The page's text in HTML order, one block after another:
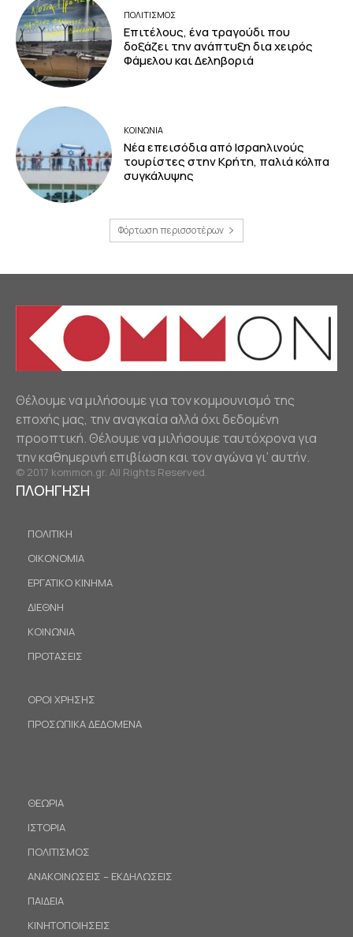
ΠΟΛΙΤΙΣΜΟΣ
Επιτέλους, ένα τραγούδι που
δοξάζει την ανάπτυξη δια χειρός
Φάμελου και Δεληβοριά
ΚΟΙΝΩΝΙΑ
Νέα επεισόδια από Ισραηλινούς
τουρίστες στην Κρήτη, παλιά κόλπα
συγκάλυψης
Φόρτωση περισσοτέρων
Θέλουμε να μιλήσουμε για τον κομμουνισμό της
εποχής μας, την αναγκαία αλλά όχι δεδομένη
προοπτική. Θέλουμε να μιλήσουμε ταυτόχρονα για
την καθημερινή επιβίωση και τον αγώνα γι’ αυτήν.
© 2017 kommon.gr. All Rights Reserved.
ΠΛΟΗΓΗΣΗ
ΠΟΛΙΤΙΚΗ
ΟΙΚΟΝΟΜΙΑ
ΕΡΓΑΤΙΚΟ ΚΙΝΗΜΑ
ΔΙΕΘΝΗ
ΚΟΙΝΩΝΙΑ
ΠΡΟΤΑΣΕΙΣ
ΟΡΟΙ ΧΡΗΣΗΣ
ΠΡΟΣΩΠΙΚΑ ΔΕΔΟΜΕΝΑ
ΘΕΩΡΙΑ
ΙΣΤΟΡΙΑ
ΠΟΛΙΤΙΣΜΟΣ
ΑΝΑΚΟΙΝΩΣΕΙΣ – ΕΚΔΗΛΩΣΕΙΣ
ΠΑΙΔΕΙΑ
ΚΙΝΗΤΟΠΟΙΗΣΕΙΣ